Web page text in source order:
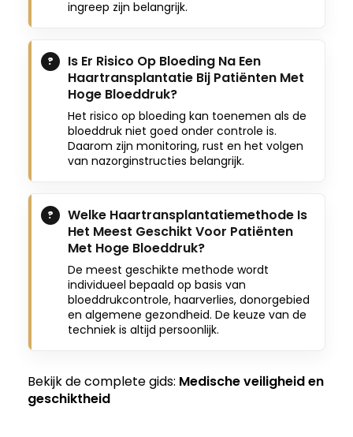
ingreep zijn belangrijk.
Is Er Risico Op Bloeding Na Een
Haartransplantatie Bij Patiënten Met
Hoge Bloeddruk?
Het risico op bloeding kan toenemen als de
bloeddruk niet goed onder controle is.
Daarom zijn monitoring, rust en het volgen
van nazorginstructies belangrijk.
Welke Haartransplantatiemethode Is
Het Meest Geschikt Voor Patiënten
Met Hoge Bloeddruk?
De meest geschikte methode wordt
individueel bepaald op basis van
bloeddrukcontrole, haarverlies, donorgebied
en algemene gezondheid. De keuze van de
techniek is altijd persoonlijk.
Bekijk de complete gids: Medische veiligheid en
geschiktheid